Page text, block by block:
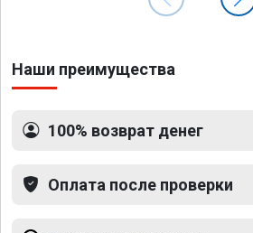
Наши преимущества
100% возврат денег
Оплата после проверки